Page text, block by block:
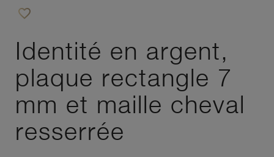
favorite_border
Identité en argent,
plaque rectangle 7
mm et maille cheval
resserrée